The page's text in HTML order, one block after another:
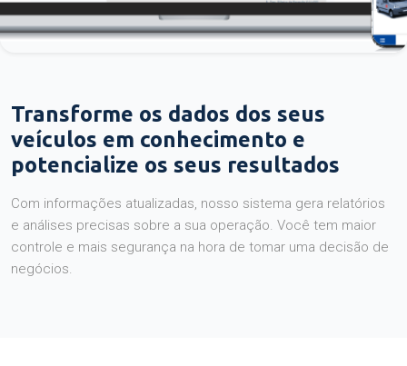
Transforme os dados dos seus
veículos em conhecimento e
potencialize os seus resultados
Com informações atualizadas, nosso sistema gera relatórios
e análises precisas sobre a sua operação. Você tem maior
controle e mais segurança na hora de tomar uma decisão de
negócios.